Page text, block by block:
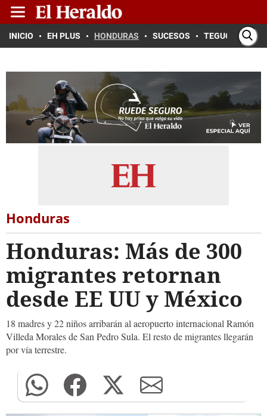
INICIO EH PLUS HONDURAS SUCESOS TEGUCIGALPA
Honduras
Honduras: Más de 300
migrantes retornan
desde EE UU y México
18 madres y 22 niños arribarán al aeropuerto internacional Ramón
Villeda Morales de San Pedro Sula. El resto de migrantes llegarán
por vía terrestre.